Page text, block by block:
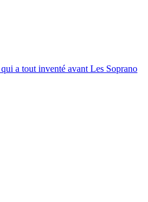
a tout inventé avant Les Soprano